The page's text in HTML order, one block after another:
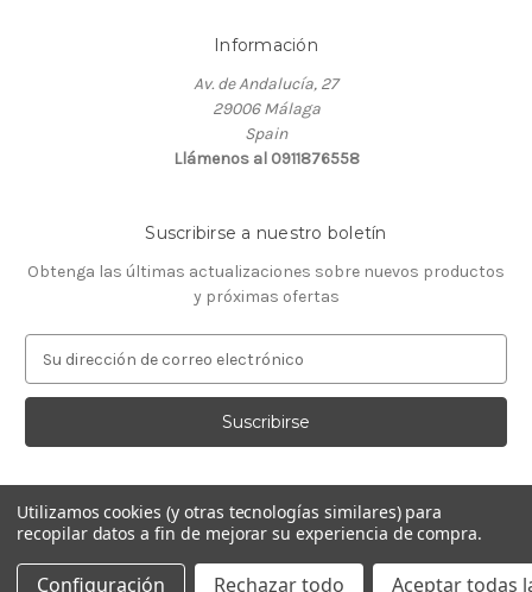
Información
Av. de Andalucía, 27
29006 Málaga
Spain
Llámenos al 0911876558
Suscribirse a nuestro boletín
Obtenga las últimas actualizaciones sobre nuevos productos
y próximas ofertas
r
c
ó
n
d
Con la tecnología deBigCommerce
© 2026 GeneTaq Centro de Genética Molecular
Utilizamos cookies (y otras tecnologías similares) para
recopilar datos a fin de mejorar su experiencia de compra.
Configuración Rechazar todo Aceptar todas